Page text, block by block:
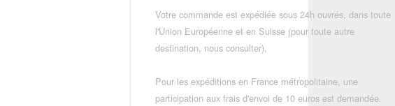
Votre commande est expédiée sous 24h ouvrés, dans toute
l'Union Européenne et en Suisse (pour toute autre
destination, nous consulter),
Pour les expéditions en France métropolitaine, une
participation aux frais d'envoi de 10 euros est demandée.